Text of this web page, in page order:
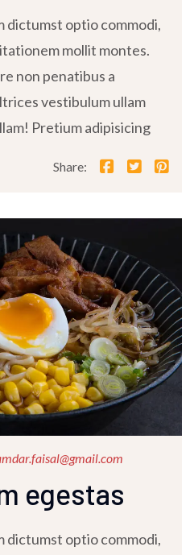
dictumst optio commodi,
mollit montes.
non penatibus a
vestibulum ullam
Pretium adipisicing
Share:
egestas
dictumst optio commodi,